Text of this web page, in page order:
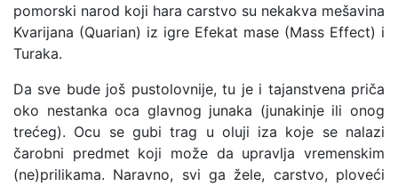
pomorski narod koji hara carstvo su nekakva mešavina
Kvarijana (Quarian) iz igre Efekat mase (Mass Effect) i
Turaka.
Da sve bude još pustolovnije, tu je i tajanstvena priča
oko nestanka oca glavnog junaka (junakinje ili onog
trećeg). Ocu se gubi trag u oluji iza koje se nalazi
čarobni predmet koji može da upravlja vremenskim
(ne)prilikama. Naravno, svi ga žele, carstvo, ploveći